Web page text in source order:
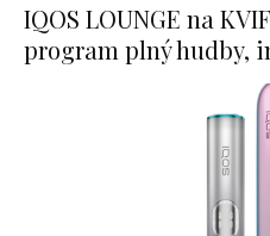
IQOS LOUNGE na
program plný hudby,